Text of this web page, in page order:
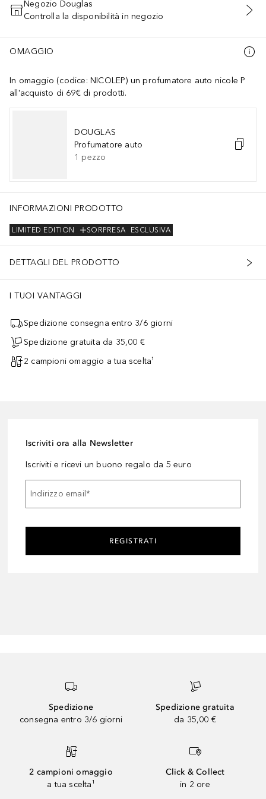
AGGIUNGI AL CARRELLO
Negozio Douglas
Controlla la disponibilità in negozio
OMAGGIO
In omaggio (codice: NICOLEP) un profumatore auto nicole P
all'acquisto di 69€ di prodotti.
DOUGLAS
Profumatore auto
1 pezzo
INFORMAZIONI PRODOTTO
ESCLUSIVA
SORPRESA
LIMITED EDITION
DETTAGLI DEL PRODOTTO
I TUOI VANTAGGI
Spedizione consegna entro 3/6 giorni
Spedizione gratuita da 35,00 €
2 campioni omaggio a tua scelta¹
Iscriviti ora alla Newsletter
Iscriviti e ricevi un buono regalo da 5 euro
Indirizzo email*
REGISTRATI
Spedizione
consegna entro 3/6 giorni
Spedizione gratuita
da 35,00 €
2 campioni omaggio
a tua scelta¹
Click & Collect
in 2 ore